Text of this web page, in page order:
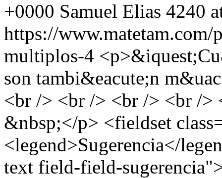
+0000 Samuel Elias 4240
https://www.matetam.com/
multiplos-4
son tambi&eacute;n
<br /> <br /> <br /> <br /
&nbsp;</p> <fieldset
<legend>Sugerencia</
text field-field-